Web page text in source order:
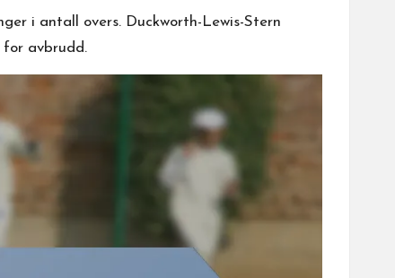
i antall overs. Duckworth-Lewis-Stern
for avbrudd.